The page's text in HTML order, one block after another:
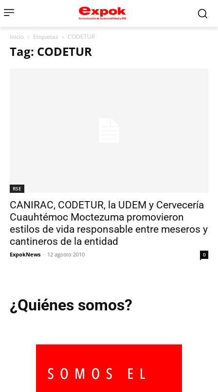
Inicio Etiquetas CODETUR
Tag: CODETUR
RSE
CANIRAC, CODETUR, la UDEM y Cervecería
Cuauhtémoc Moctezuma promovieron
estilos de vida responsable entre meseros y
cantineros de la entidad
ExpokNews - 12 agosto 2010 0
¿Quiénes somos?